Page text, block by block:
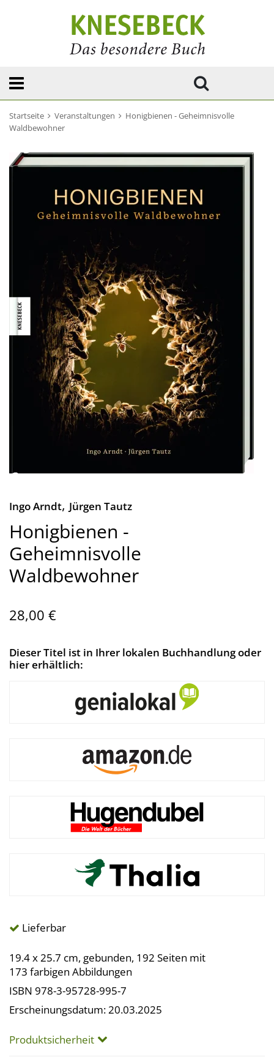
Startseite Veranstaltungen
Honigbienen - Geheimnisvolle
Waldbewohner
Ingo Arndt, Jürgen Tautz
Honigbienen -
Geheimnisvolle
Waldbewohner
28,00 €
Dieser Titel ist in Ihrer lokalen Buchhandlung oder
hier erhältlich:
Lieferbar
19.4 x 25.7 cm, gebunden, 192 Seiten mit
173 farbigen Abbildungen
ISBN 978-3-95728-995-7
Erscheinungsdatum: 20.03.2025
Produktsicherheit